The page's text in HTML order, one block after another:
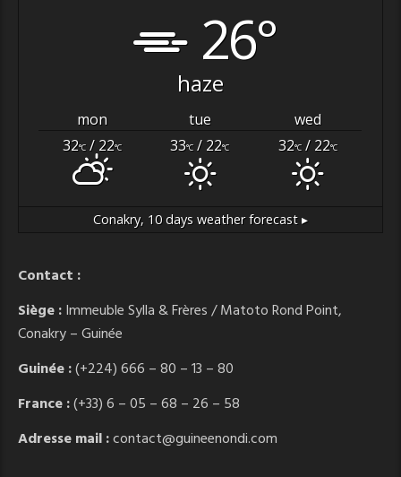
26°
haze
mon tue
wed
32°C / 22°C 33°C / 22°C 32°C/ 22°C
Conakry, 10 days weather forecast ▸
Contact :
Siège :Immeuble Sylla & Frères / Matoto Rond Point,
Conakry – Guinée
Guinée :(+224) 666 – 80 – 13 – 80
France :(+33) 6 – 05 – 68 – 26 – 58
Adresse mail :contact@guineenondi.com